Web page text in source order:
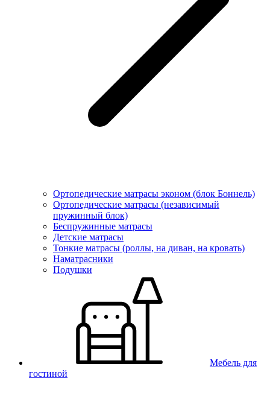
Ортопедические матрасы эконом (блок Боннель)
Ортопедические матрасы (независимый
пружинный блок)
Беcпружинные матрасы
Детские матрасы
Тонкие матрасы (роллы, на диван, на кровать)
Наматрасники
Подушки
Мебель для
гостиной